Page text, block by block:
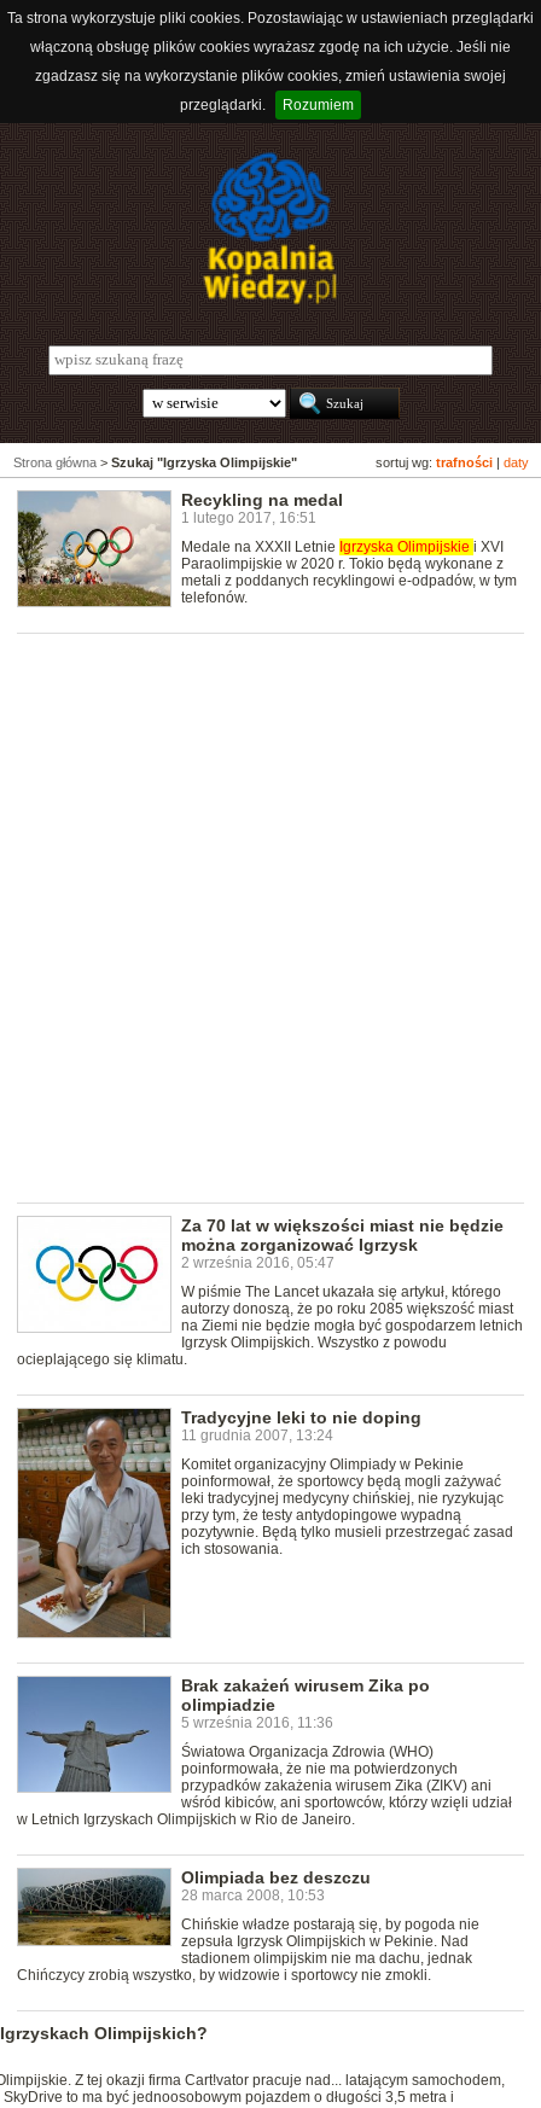
Ta strona wykorzystuje pliki cookies. Pozostawiając w ustawieniach przeglądarki
włączoną obsługę plików cookies wyrażasz zgodę na ich użycie. Jeśli nie
zgadzasz się na wykorzystanie plików cookies, zmień ustawienia swojej
przeglądarki.
Rozumiem
sortuj wg: trafności daty
Strona główna > Szukaj "Igrzyska Olimpijskie"
Recykling na medal
1 lutego 2017, 16:51
Medale na XXXII Letnie Igrzyska Olimpijskie i XVI
Paraolimpijskie w 2020 r. Tokio będą wykonane z
metali z poddanych recyklingowi e-odpadów, w tym
telefonów.
Za 70 lat w większości miast nie będzie
można zorganizować Igrzysk
2 września 2016, 05:47
W piśmie The Lancet ukazała się artykuł, którego
autorzy donoszą, że po roku 2085 większość miast
na Ziemi nie będzie mogła być gospodarzem letnich
Igrzysk Olimpijskich. Wszystko z powodu
ocieplającego się klimatu.
Tradycyjne leki to nie doping
11 grudnia 2007, 13:24
Komitet organizacyjny Olimpiady w Pekinie
poinformował, że sportowcy będą mogli zażywać
leki tradycyjnej medycyny chińskiej, nie ryzykując
przy tym, że testy antydopingowe wypadną
pozytywnie. Będą tylko musieli przestrzegać zasad
ich stosowania.
Brak zakażeń wirusem Zika po
olimpiadzie
5 września 2016, 11:36
Światowa Organizacja Zdrowia (WHO)
poinformowała, że nie ma potwierdzonych
przypadków zakażenia wirusem Zika (ZIKV) ani
wśród kibiców, ani sportowców, którzy wzięli udział
w Letnich Igrzyskach Olimpijskich w Rio de Janeiro.
Olimpiada bez deszczu
28 marca 2008, 10:53
Chińskie władze postarają się, by pogoda nie
zepsuła Igrzysk Olimpijskich w Pekinie. Nad
stadionem olimpijskim nie ma dachu, jednak
Chińczycy zrobią wszystko, by widzowie i sportowcy nie zmokli.
Olimpijskich?
Z tej okazji firma Cart!vator pracuje nad... latającym samochodem,
to ma być jednoosobowym pojazdem o długości 3,5 metra i